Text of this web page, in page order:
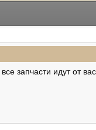
запчасти идут от